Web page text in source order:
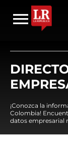
¡Conozca la
Colombia!
datos empresarial